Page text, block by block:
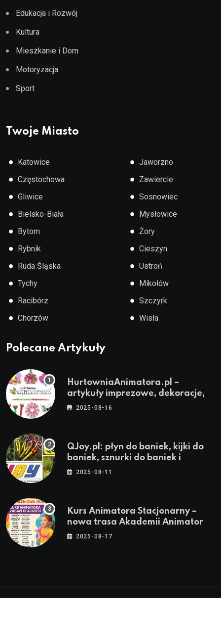
Edukacja i Rozwój
Kultura
Mieszkanie i Dom
Motoryzacja
Sport
Twoje Miasto
● Katowice
● Częstochowa
● Gliwice
● Bielsko-Biała
● Bytom
● Rybnik
● Ruda Śląska
● Tychy
● Racibórz
● Chorzów
● Jaworzno
● Zawiercie
● Sosnowiec
● Mysłowice
● Żory
● Cieszyn
● Ustroń
● Mikołów
● Szczyrk
● Wisła
Polecane Artykuły
HurtowniaAnimatora.pl –
artykuły imprezowe, dekoracje,
stroje i akcesoria dla animatorów
2025-08-16
QJoy.pl: płyn do baniek, kijki do
baniek, sznurki do baniek i
zestawy do baniek
2025-08-11
Kurs Animatora Stacjonarny –
nowa trasa Akademii Animatora
– jesień 2025
2025-08-17